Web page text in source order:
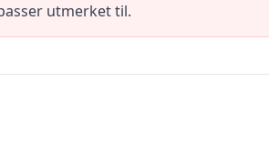
utmerket til.